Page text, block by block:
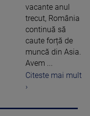
vacante anul
trecut, România
continuă să
caute forță de
muncă din Asia.
Avem ...
Citeste mai mult
›